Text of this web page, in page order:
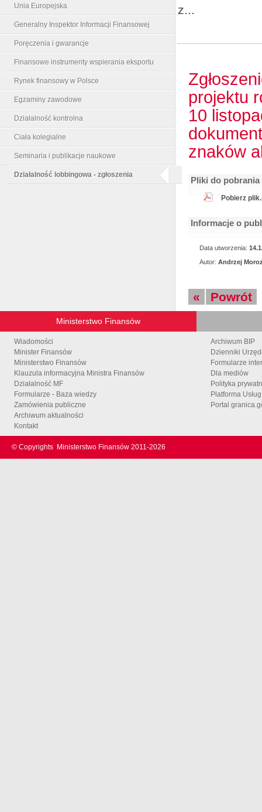
Unia Europejska
Generalny Inspektor Informacji Finansowej
Poręczenia i gwarancje
Finansowe instrumenty wspierania eksportu
Rynek finansowy w Polsce
Egzaminy zawodowe
Działalność kontrolna
Ciała kolegialne
Seminaria i publikacje naukowe
Działalność lobbingowa - zgłoszenia
z...
projektu
10
znaków
Pliki do pobrania
Pobierz
Informacje o
Data utworzenia:
Autor: Andrzej
« Powrót
Ministerstwo Finansów
Wiadomości
Minister Finansów
Ministerstwo Finansów
Klauzula informacyjna Ministra Finansów
Działalność MF
Formularze - Baza wiedzy
Zamówienia publiczne
Archiwum aktualności
Kontakt
Archiwum BIP
Dzienniki
Formularze
Dla mediów
Polityka
Platforma
Portal
© Copyrights Ministerstwo Finansów 2011-2026